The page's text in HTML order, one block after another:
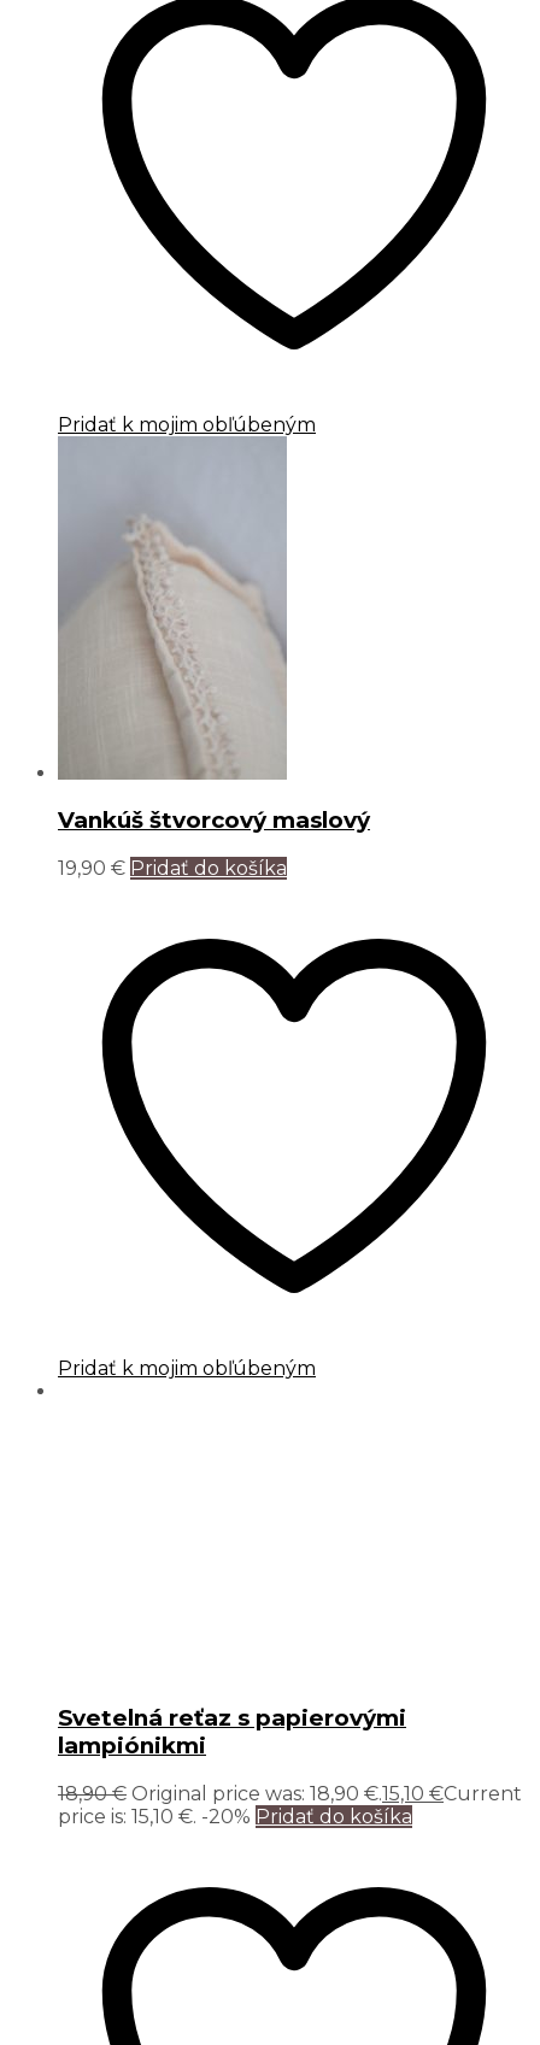
Pridať k mojim obľúbeným
Vankúš štvorcový maslový
19,90 € Pridať do košíka
Pridať k mojim obľúbeným
Svetelná reťaz s papierovými
lampiónikmi
18,90€ Original price was: 18,90 €.15,10 €Current
price is: 15,10 €. -20% Pridať do košíka